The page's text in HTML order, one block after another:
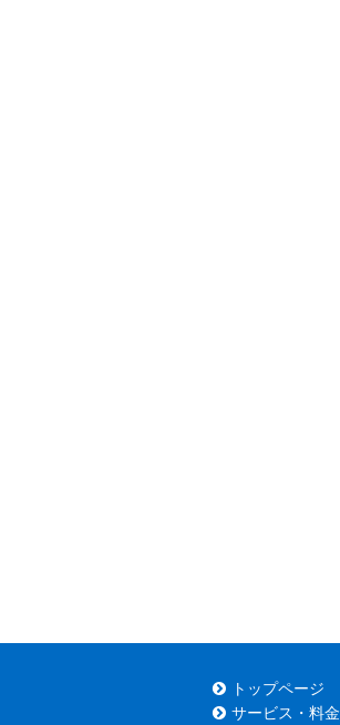
トップページ
サービス・料金